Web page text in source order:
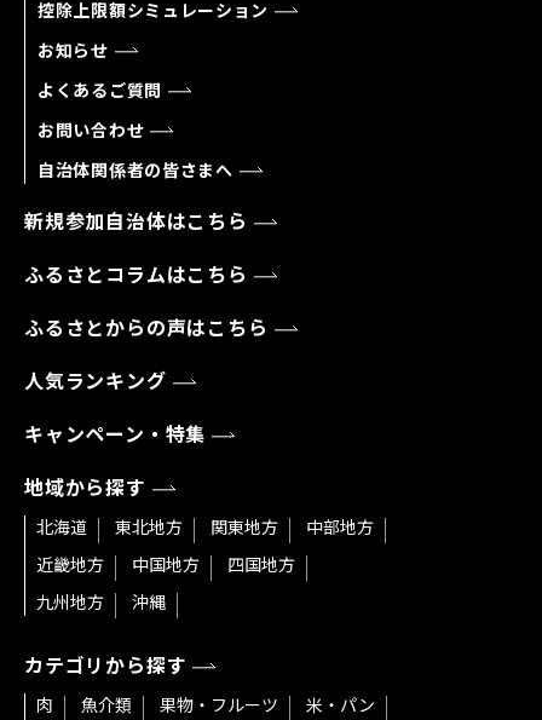
控除上限額シミュレーション
お知らせ
よくあるご質問
お問い合わせ
自治体関係者の皆さまへ
新規参加自治体はこちら
ふるさとコラムはこちら
ふるさとからの声はこちら
人気ランキング
キャンペーン・特集
地域から探す
北海道 東北地方 関東地方
中部地方
近畿地方
中国地方
四国地方
九州地方
沖縄
カテゴリから探す
肉 魚介類 果物・フルーツ
米・パン